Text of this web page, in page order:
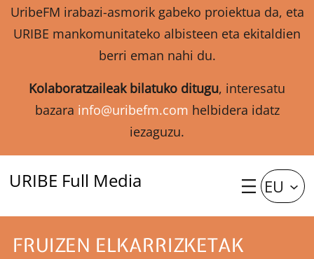
UribeFM irabazi-asmorik gabeko proiektua da, eta
URIBE mankomunitateko albisteen eta ekitaldien
berri eman nahi du.
Kolaboratzaileak bilatuko ditugu, interesatu
bazara info@uribefm.com helbidera idatz
iezaguzu.
URIBE Full Media EU
FRUIZEN ELKARRIZKETAK